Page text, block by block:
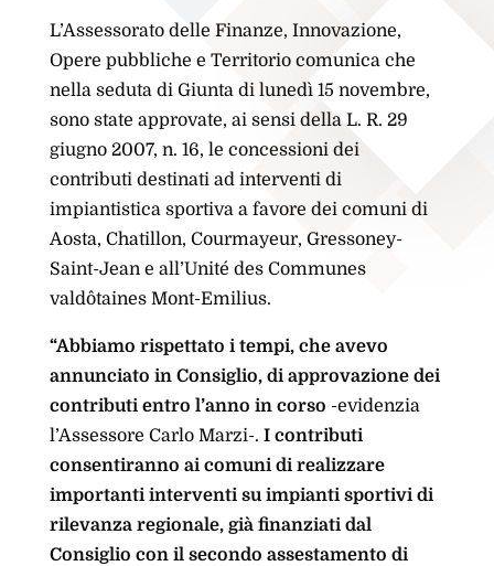
L’Assessorato delle Finanze, Innovazione,
Opere pubbliche e Territorio comunica che
nella seduta di Giunta di lunedì 15 novembre,
sono state approvate, ai sensi della L. R. 29
giugno 2007, n. 16, le concessioni dei
contributi destinati ad interventi di
impiantistica sportiva a favore dei comuni di
Aosta, Chatillon, Courmayeur, Gressoney-
Saint-Jean e all’Unité des Communes
valdôtaines Mont-Emilius.
“Abbiamo rispettato i tempi, che avevo
annunciato in Consiglio, di approvazione dei
contributi entro l’anno in corso -evidenzia
l’Assessore Carlo Marzi-. I contributi
consentiranno ai comuni di realizzare
importanti interventi su impianti sportivi di
rilevanza regionale, già finanziati dal
Consiglio con il secondo assestamento di